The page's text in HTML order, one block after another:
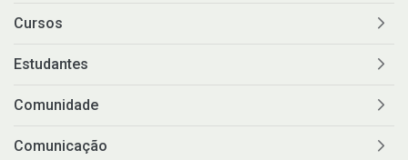
Cursos
Estudantes
Comunidade
Comunicação